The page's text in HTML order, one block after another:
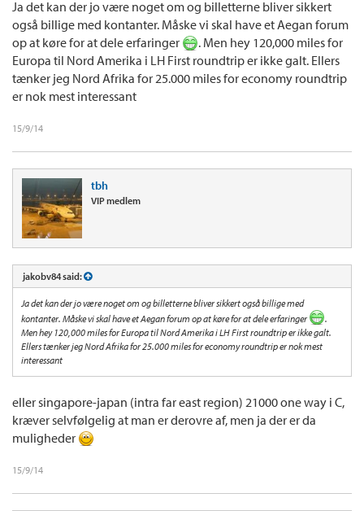
Ja det kan der jo være noget om og billetterne bliver sikkert
også billige med kontanter. Måske vi skal have et Aegan forum
op at køre for at dele erfaringer
. Men hey 120,000 miles for
Europa til Nord Amerika i LH First roundtrip er ikke galt. Ellers
tænker jeg Nord Afrika for 25.000 miles for economy roundtrip
er nok mest interessant
15/9/14
tbh
VIP medlem
jakobv84 said:
Ja det kan der jo være noget om og billetterne bliver sikkert også billige med
kontanter. Måske vi skal have et Aegan forum op at køre for at dele erfaringer
.
Men hey 120,000 miles for Europa til Nord Amerika i LH First roundtrip er ikke galt.
Ellers tænker jeg Nord Afrika for 25.000 miles for economy roundtrip er nok mest
interessant
eller singapore-japan (intra far east region) 21000 one way i C,
kræver selvfølgelig at man er derovre af, men ja der er da
muligheder
15/9/14